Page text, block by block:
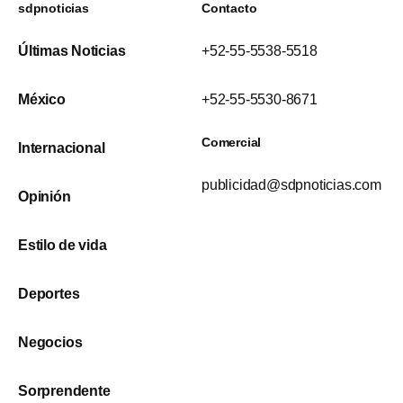
sdpnoticias
Últimas Noticias
México
Internacional
Opinión
Estilo de vida
Deportes
Negocios
Sorprendente
Contacto
+52-55-5538-5518
+52-55-5530-8671
Comercial
publicidad@sdpnoticias.com